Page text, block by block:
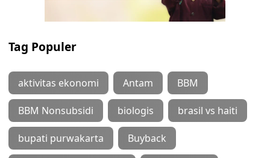
Tag Populer
aktivitas ekonomi Antam BBM
BBM Nonsubsidi biologis brasil vs haiti
bupati purwakarta Buyback